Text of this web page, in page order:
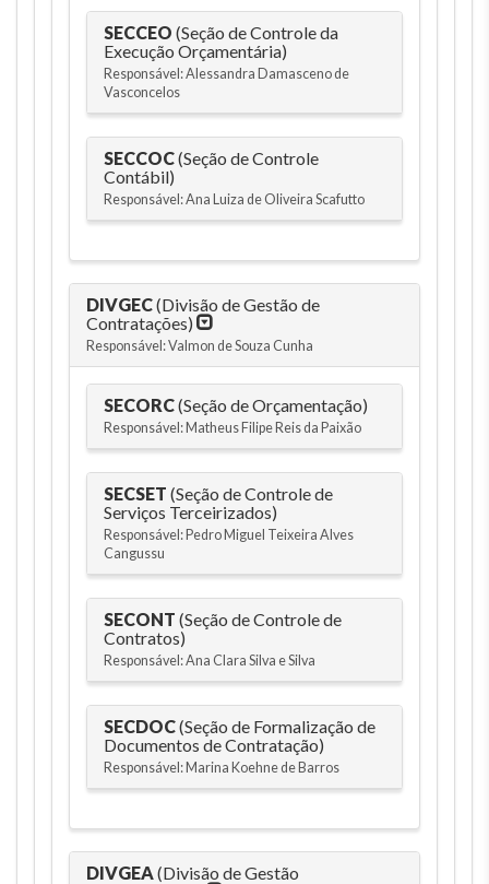
SECCEO (Seção de Controle da
Execução Orçamentária)
Responsável: Alessandra Damasceno de
Vasconcelos
SECCOC(Seção de Controle
Contábil)
Responsável: Ana Luiza de Oliveira Scafutto
DIVGEC(Divisão de Gestão de
Contratações)
Responsável: Valmon de Souza Cunha
SECORC(Seção de Orçamentação)
Responsável: Matheus Filipe Reis da Paixão
SECSET (Seção de Controle de
Serviços Terceirizados)
Responsável: Pedro Miguel Teixeira Alves
Cangussu
SECONT (Seção de Controle de
Contratos)
Responsável: Ana Clara Silva e Silva
SECDOC(Seção de Formalização de
Documentos de Contratação)
Responsável: Marina Koehne de Barros
DIVGEA(Divisão de Gestão